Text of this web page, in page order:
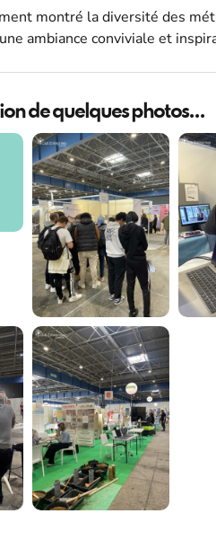
montré la diversité des
ambiance conviviale et
de quelques photos...